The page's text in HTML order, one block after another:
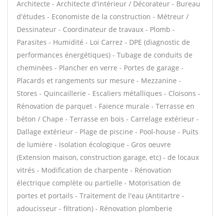
Architecte - Architecte d'intérieur / Décorateur - Bureau
d'études - Economiste de la construction - Métreur /
Dessinateur - Coordinateur de travaux - Plomb -
Parasites - Humidité - Loi Carrez - DPE (diagnostic de
performances énergétiques) - Tubage de conduits de
cheminées - Plancher en verre - Portes de garage -
Placards et rangements sur mesure - Mezzanine -
Stores - Quincaillerie - Escaliers métalliques - Cloisons -
Rénovation de parquet - Faïence murale - Terrasse en
béton / Chape - Terrasse en bois - Carrelage extérieur -
Dallage extérieur - Plage de piscine - Pool-house - Puits
de lumière - Isolation écologique - Gros oeuvre
(Extension maison, construction garage, etc) - de locaux
vitrés - Modification de charpente - Rénovation
électrique complète ou partielle - Motorisation de
portes et portails - Traitement de l'eau (Antitartre -
adoucisseur - filtration) - Rénovation plomberie